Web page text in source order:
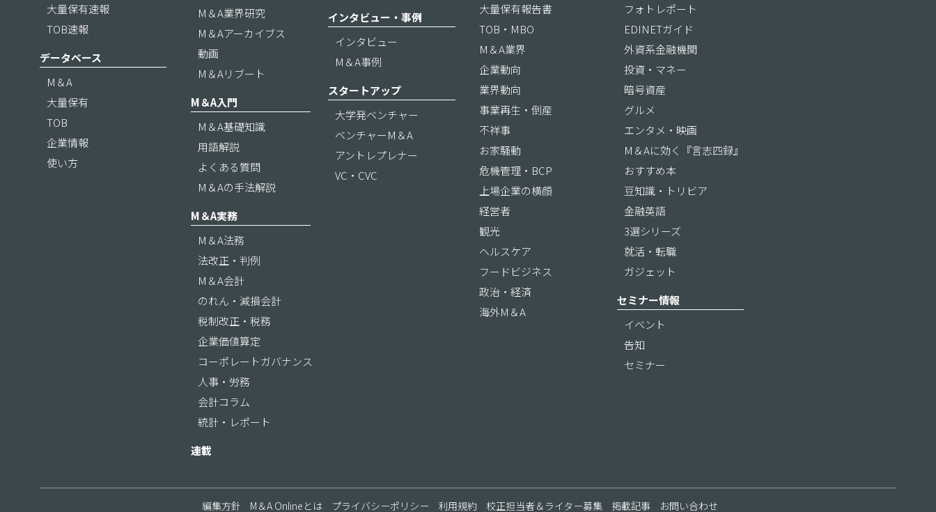
大量保有速報
TOB速報
データベース
M＆A
大量保有
TOB
企業情報
使い方
M＆A業界研究
M＆Aアーカイブス
動画
M＆Aリブート
M＆A入門
M＆A基礎知識
用語解説
よくある質問
M＆Aの手法解説
M＆A実務
M＆A法務
法改正・判例
M＆A会計
のれん・減損会計
税制改正・税務
企業価値算定
コーポレートガバナンス
人事・労務
会計コラム
統計・レポート
連載
インタビュー・事例
インタビュー
M＆A事例
スタートアップ
大学発ベンチャー
ベンチャーM＆A
アントレプレナー
VC・CVC
大量保有報告書
TOB・MBO
M＆A業界
企業動向
業界動向
事業再生・倒産
不祥事
お家騒動
危機管理・BCP
上場企業の横顔
経営者
観光
ヘルスケア
フードビジネス
政治・経済
海外M＆A
フォトレポート
EDINETガイド
外資系金融機関
投資・マネー
暗号資産
グルメ
エンタメ・映画
M＆Aに効く『言志四録』
おすすめ本
豆知識・トリビア
金融英語
3選シリーズ
就活・転職
ガジェット
セミナー情報
イベント
告知
セミナー
編集方針 M＆A Onlineとは プライバシーポリシー 利用規約 校正担当者＆ライター募集 掲載記事 お問い合わせ